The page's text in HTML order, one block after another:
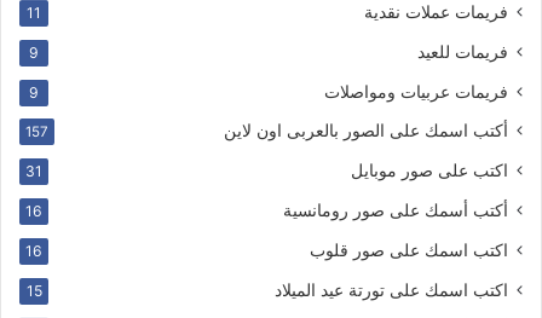
فريمات عملات نقدية 11
فريمات للعيد 9
فريمات عربيات ومواصلات 9
أكتب اسمك على الصور بالعربى اون لاين 157
اكتب على صور موبايل 31
أكتب أسمك على صور رومانسية 16
اكتب اسمك على صور قلوب 16
اكتب اسمك على تورتة عيد الميلاد 15